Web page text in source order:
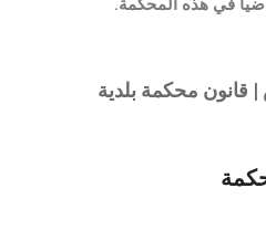
في هذه المحكمة.
محكمة بلدية